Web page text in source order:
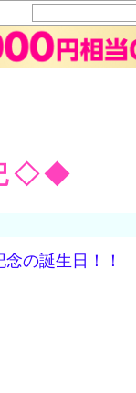
◇◆
の誕生日！！